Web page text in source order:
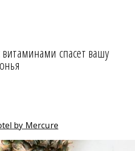
спасет вашу
by Mercure